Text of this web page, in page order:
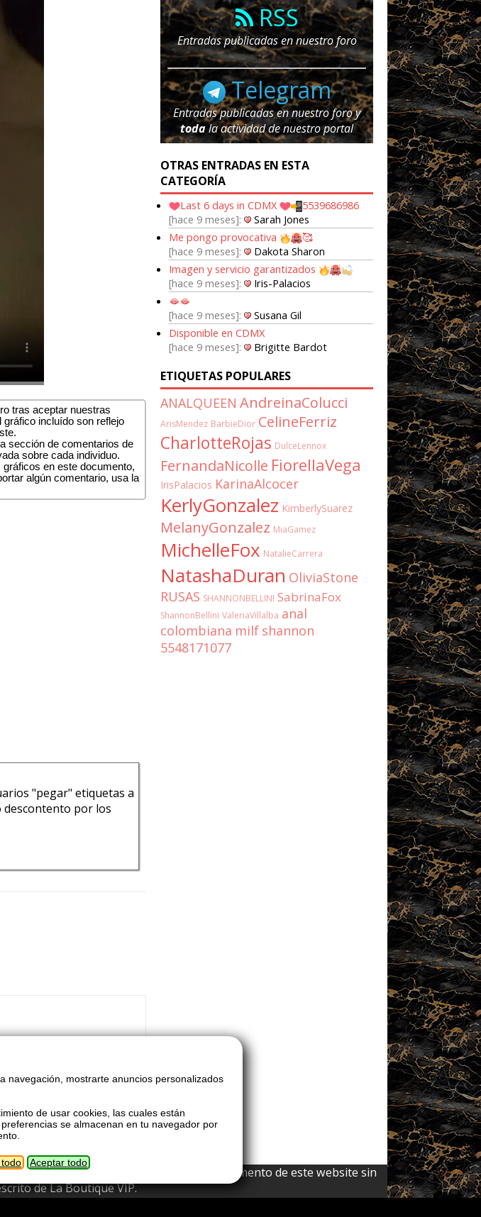
tras aceptar nuestras
incluído son reflejo
sección de comentarios de
sobre cada individuo.
en este documento,
algún comentario, usa la
"pegar" etiquetas a
descontento por los
en esta o
RSS
Entradas publicadas en nuestro foro
Telegram
Entradas publicadas en nuestro foro y
todala actividad de nuestro portal
OTRAS ENTRADAS EN ESTA
CATEGORÍA
Last 6 days in CDMX
5539686986
hace 9 meses
Sarah Jones
Me pongo provocativa
🥰
hace 9 meses
Dakota Sharon
Imagen y servicio garantizados
hace 9 meses
Iris-Palacios
🫦🫦
hace 9 meses
Susana Gil
Disponible en CDMX
hace 9 meses
Brigitte Bardot
ETIQUETAS POPULARES
ANALQUEEN AndreinaColucci
ArisMendez BarbieDior CelineFerriz
CharlotteRojas DulceLennox
FernandaNicolle FiorellaVega
IrisPalacios KarinaAlcocer
KerlyGonzalez KimberlySuarez
MelanyGonzalez MiaGamez
MichelleFox NatalieCarrera
NatashaDuran OliviaStone
RUSAS SHANNONBELLINI SabrinaFox
ShannonBellini ValeriaVillalba anal
colombiana milf shannon
5548171077
o total de esta página y cualquier elemento de este website sin
de La Boutique VIP.
navegación, mostrarte anuncios personalizados
de usar cookies, las cuales están
se almacenan en tu navegador por
Aceptar todo